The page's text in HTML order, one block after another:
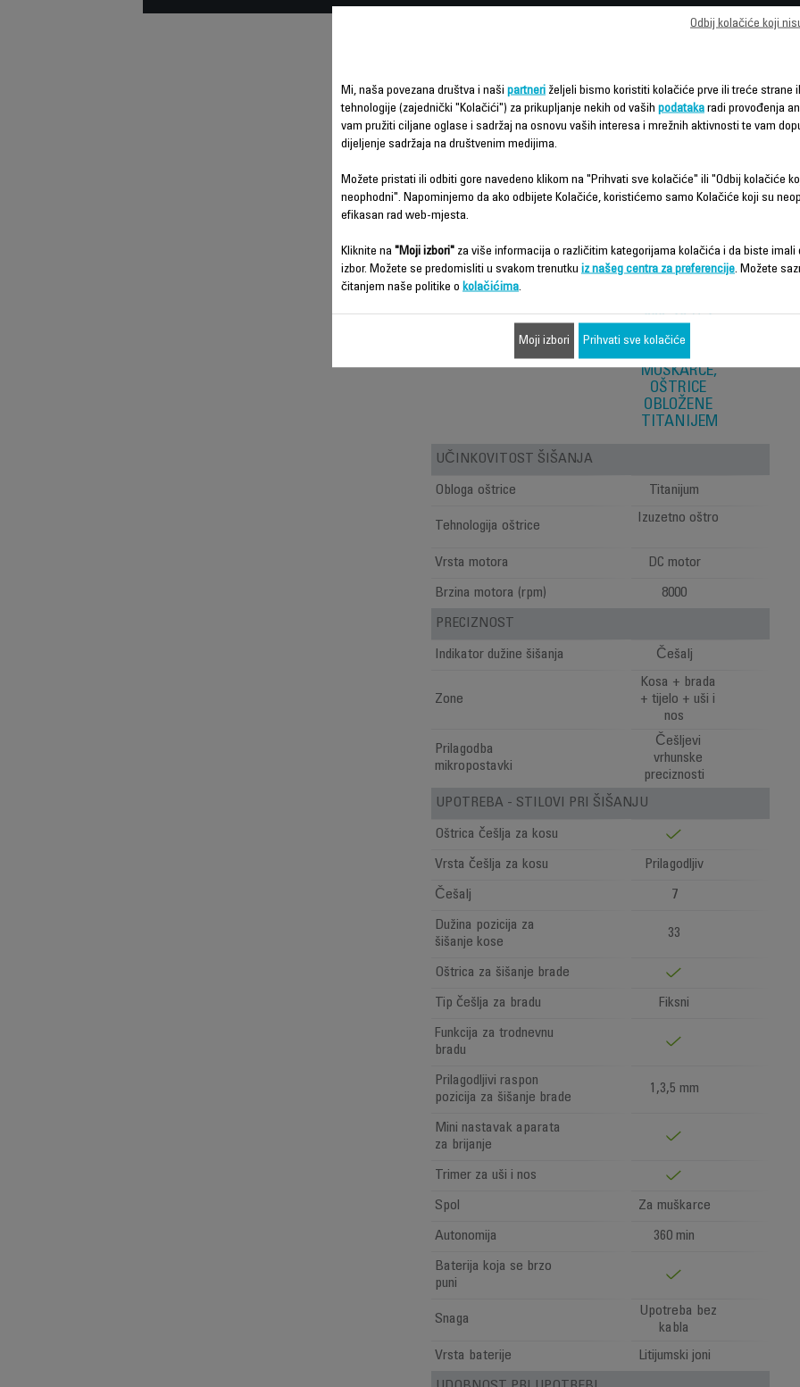
Karakteristike - Poređenje
900, 16-U-1
MULTIFUNKCIONALNI
ŠIŠAČ ZA
MUŠKARCE,
OŠTRICE
OBLOŽENE
TITANIJEM
UČINKOVITOST ŠIŠANJA
Obloga oštrice Titanijum
Tehnologija oštrice
Izuzetno oštro
Vrsta motora DC motor
Brzina motora (rpm) 8000
PRECIZNOST
Indikator dužine šišanja Češalj
Zone
Kosa + brada
+ tijelo + uši i
nos
Prilagodba
mikropostavki
Češljevi
vrhunske
preciznosti
UPOTREBA - STILOVI PRI ŠIŠANJU
Oštrica češlja za kosu
Vrsta češlja za kosu Prilagodljiv
Češalj 7
Dužina pozicija za
šišanje kose
33
Oštrica za šišanje brade
Tip češlja za bradu Fiksni
Funkcija za trodnevnu
bradu
Prilagodljivi raspon
pozicija za šišanje brade
1,3,5 mm
Mini nastavak aparata
za brijanje
Trimer za uši i nos
Spol Za muškarce
Autonomija 360 min
Baterija koja se brzo
puni
Snaga
Upotreba bez
kabla
Vrsta baterije
Litijumski joni
Mi, naša povezana društva i naši partneri željeli bismo koristiti kolačiće prve ili treće strane
tehnologije (zajednički "Kolačići") za prikupljanje nekih od vaših podataka radi provođenja
vam pružiti ciljane oglase i sadržaj na osnovu vaših interesa i mrežnih aktivnosti te vam
dijeljenje sadržaja na društvenim medijima.
Možete pristati ili odbiti gore navedeno klikom na "Prihvati sve kolačiće" ili "Odbij kolačiće
neophodni". Napominjemo da ako odbijete Kolačiće, koristićemo samo Kolačiće koji su
efikasan rad web-mjesta.
Kliknite na "Moji izbori" za više informacija o različitim kategorijama kolačića i da biste imali
izbor. Možete se predomisliti u svakom trenutku iz našeg centra za preferencije. Možete
čitanjem naše politike o kolačićima.
Odbij kolačiće koji
Moji izbori Prihvati sve kolačiće